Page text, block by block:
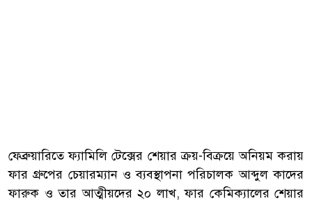
ফেব্রুয়ারিতে ফ্যামিলি টেক্সের শেয়ার ক্রয়-বিক্রয়ে অনিয়ম করায়
ফার গ্রুপের চেয়ারম্যান ও ব্যবস্থাপনা পরিচালক আব্দুল কাদের
ফারুক ও তার আত্মীয়দের ২০ লাখ, ফার কেমিক্যালের শেয়ার